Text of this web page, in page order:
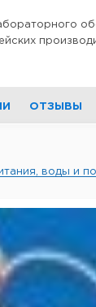
ОТЗЫВЫ
воды и